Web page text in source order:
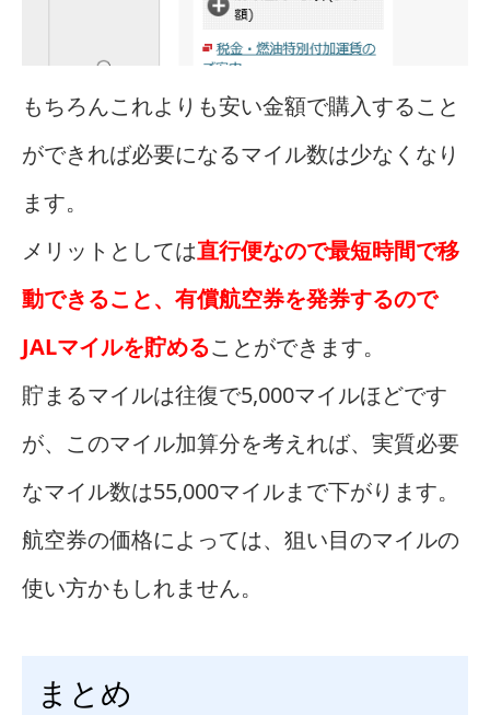
もちろんこれよりも安い金額で購入すること
ができれば必要になるマイル数は少なくなり
ます。
メリットとしては直行便なので最短時間で移
動できること、有償航空券を発券するので
JALマイルを貯めることができます。
貯まるマイルは往復で5,000マイルほどです
が、このマイル加算分を考えれば、実質必要
なマイル数は55,000マイルまで下がります。
航空券の価格によっては、狙い目のマイルの
使い方かもしれません。
まとめ